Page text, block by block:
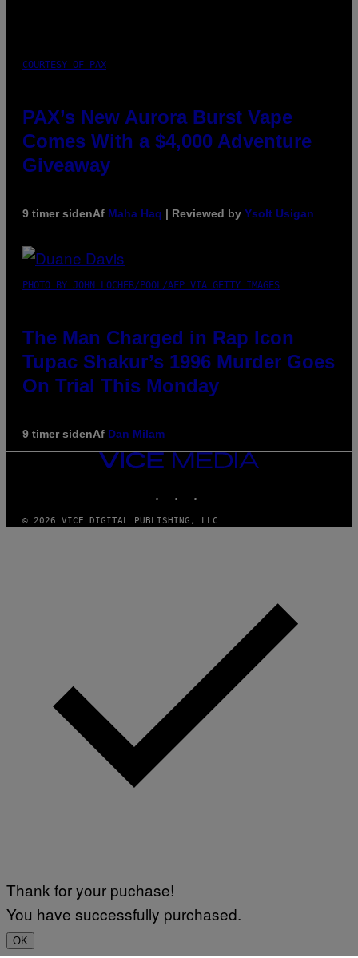
COURTESY OF PAX
PAX’s New Aurora Burst Vape
Comes With a $4,000 Adventure
Giveaway
9 timer sidenAf Maha Haq | Reviewed by Ysolt Usigan
PHOTO BY JOHN LOCHER/POOL/AFP VIA GETTY IMAGES
The Man Charged in Rap Icon
Tupac Shakur’s 1996 Murder Goes
On Trial This Monday
9 timer sidenAf Dan Milam
VICE
MEDIA
© 2026 VICE DIGITAL PUBLISHING, LLC
Thank for your puchase!
You have successfully purchased.
OK